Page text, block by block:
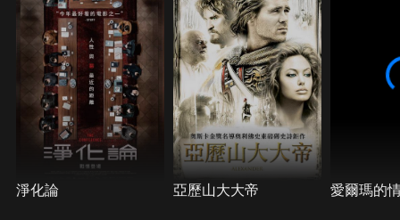
淨化論 亞歷山大大帝 愛爾瑪的